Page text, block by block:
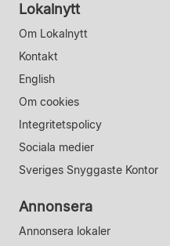
Lokalnytt
Om Lokalnytt
Kontakt
English
Om cookies
Integritetspolicy
Sociala medier
Sveriges Snyggaste Kontor
Annonsera
Annonsera lokaler